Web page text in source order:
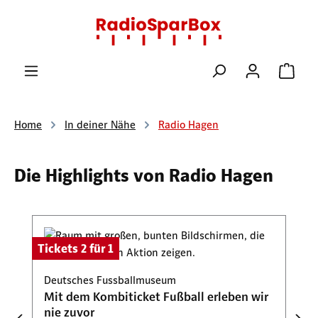
Zum Hauptinhalt springen
Home In deiner Nähe Radio Hagen
Die Highlights von Radio Hagen
Tickets 2 für 1
Deutsches Fussballmuseum
Mit dem Kombiticket Fußball erleben wir
nie zuvor